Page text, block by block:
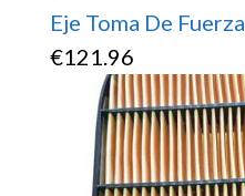
Eje Toma De Fuerza
€121.96